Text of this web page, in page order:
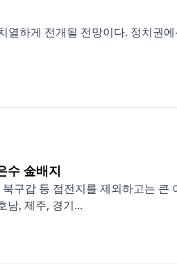
하게 전개될 전망이다. 정치권
수 金배지
구갑 등 접전지를 제외하고는 큰
남, 제주, 경기...